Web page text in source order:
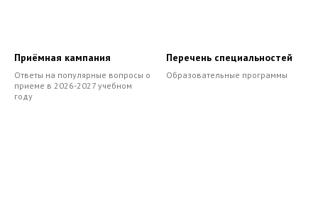
Приёмная кампания
Ответы на популярные вопросы о
приеме в 2026-2027 учебном
году
Перечень специальностей
Образовательные программы